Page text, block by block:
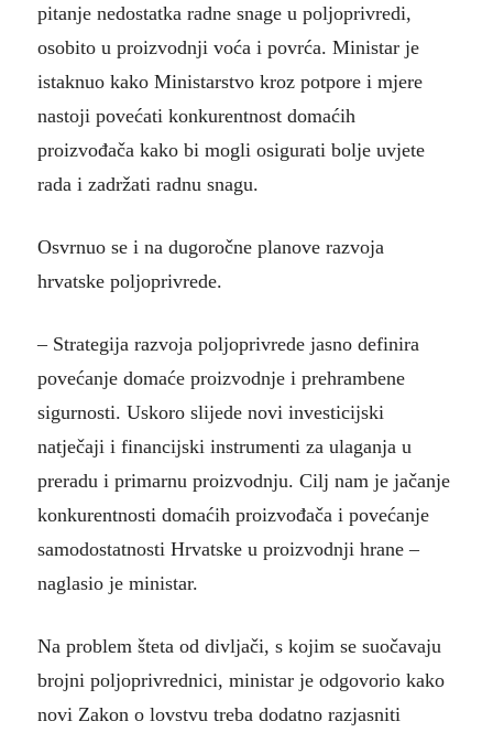
pitanje nedostatka radne snage u poljoprivredi,
osobito u proizvodnji voća i povrća. Ministar je
istaknuo kako Ministarstvo kroz potpore i mjere
nastoji povećati konkurentnost domaćih
proizvođača kako bi mogli osigurati bolje uvjete
rada i zadržati radnu snagu.
Osvrnuo se i na dugoročne planove razvoja
hrvatske poljoprivrede.
– Strategija razvoja poljoprivrede jasno definira
povećanje domaće proizvodnje i prehrambene
sigurnosti. Uskoro slijede novi investicijski
natječaji i financijski instrumenti za ulaganja u
preradu i primarnu proizvodnju. Cilj nam je jačanje
konkurentnosti domaćih proizvođača i povećanje
samodostatnosti Hrvatske u proizvodnji hrane –
naglasio je ministar.
Na problem šteta od divljači, s kojim se suočavaju
brojni poljoprivrednici, ministar je odgovorio kako
novi Zakon o lovstvu treba dodatno razjasniti